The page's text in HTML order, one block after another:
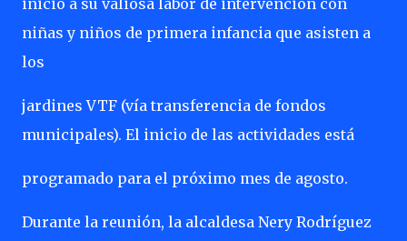
inicio a su valiosa labor de intervención con
niñas y niños de primera infancia que asisten a
los
jardines VTF (vía transferencia de fondos
municipales). El inicio de las actividades está
programado para el próximo mes de agosto.
Durante la reunión, la alcaldesa Nery Rodríguez